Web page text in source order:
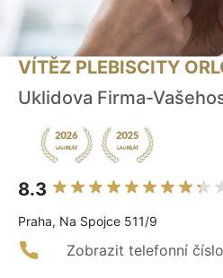
VÍTĚZ PLEBISCITY
Uklidova Firma-
8.3
Praha, Na Spojce 511/9
Zobrazit telefonní číslo